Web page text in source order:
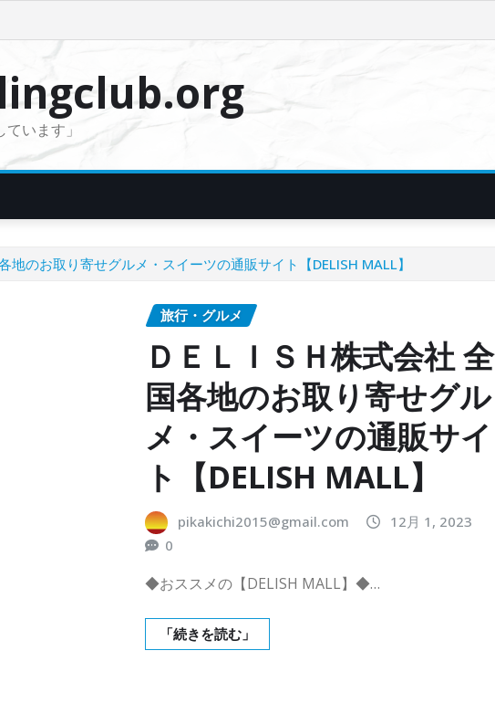
います」
地のお取り寄せグルメ・スイーツの通販サイト【DELISH MALL】
旅行・グルメ
ＤＥＬＩＳＨ株式会社 全
国各地のお取り寄せグル
メ・スイーツの通販サイ
ト【DELISH MALL】
pikakichi2015@gmail.com
12月 1, 2023
0
◆おススメの【DELISH MALL】◆…
「続きを読む」